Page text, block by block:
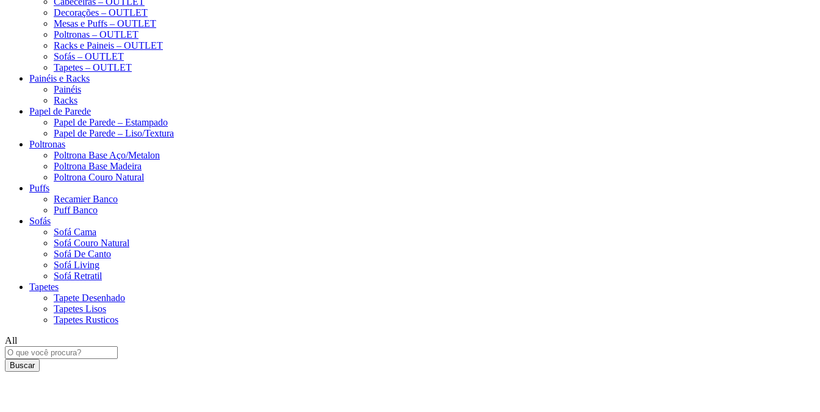
Decorações – OUTLET
Mesas e Puffs – OUTLET
Poltronas – OUTLET
Racks e Paineis – OUTLET
Sofás – OUTLET
Tapetes – OUTLET
Painéis e Racks
Painéis
Racks
Papel de Parede
Papel de Parede – Estampado
Papel de Parede – Liso/Textura
Poltronas
Poltrona Base Aço/Metalon
Poltrona Base Madeira
Poltrona Couro Natural
Puffs
Recamier Banco
Puff Banco
Sofás
Sofá Cama
Sofá Couro Natural
Sofá De Canto
Sofá Living
Sofá Retratil
Tapetes
Tapete Desenhado
Tapetes Lisos
Tapetes Rusticos
All
Buscar